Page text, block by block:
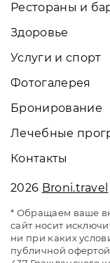
Рестораны и
Здоровье
Услуги и спорт
Фотогалерея
Бронирование
Лечебные
Контакты
2026 Broni.travel
* Обращаем ваше
сайт носит
ни при каких
публичной